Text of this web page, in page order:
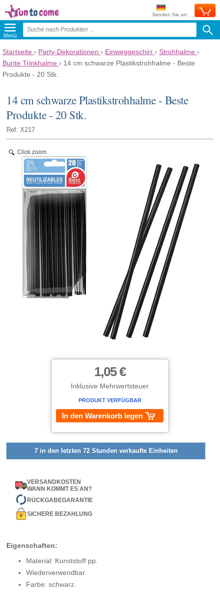
Senden Sie an:
Menü
Startseite › Party-Dekorationen › Einweggeschirr › Strohhalme ›
Bunte Trinkhalme › 14 cm schwarze Plastikstrohhalme - Beste
Produkte - 20 Stk.
14 cm schwarze Plastikstrohhalme - Beste
Produkte - 20 Stk.
Ref: X217
Click zoom
1,05 €
Inklusive Mehrwertsteuer
PRODUKT VERFÜGBAR
In den Warenkorb legen
7 in den letzten 72 Stunden verkaufte Einheiten
VERSANDKOSTEN
WANN KOMMT ES AN?
RÜCKGABEGARANTIE
SICHERE BEZAHLUNG
Eigenschaften:
Material: Kunststoff pp.
Wiederverwendbar.
Farbe: schwarz.